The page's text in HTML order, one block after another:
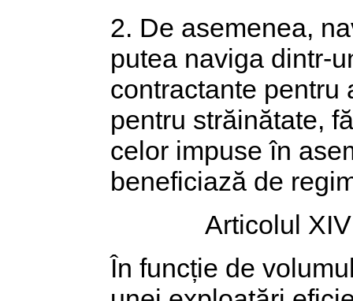
2. De asemenea,
putea naviga dintr-
contractante pentru
pentru străinătate,
celor impuse în
beneficiază de
Articolul XIV
În funcție de